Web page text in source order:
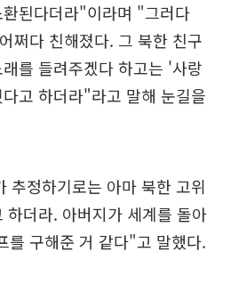
된다더라"이라며 "그러다
쩌다 친해졌다. 그 북한 친구
를 들려주겠다 하고는 '사랑
고 하더라"라고 말해 눈길을
추정하기로는 아마 북한 고위
하더라. 아버지가 세계를 돌아
를 구해준 거 같다"고 말했다.